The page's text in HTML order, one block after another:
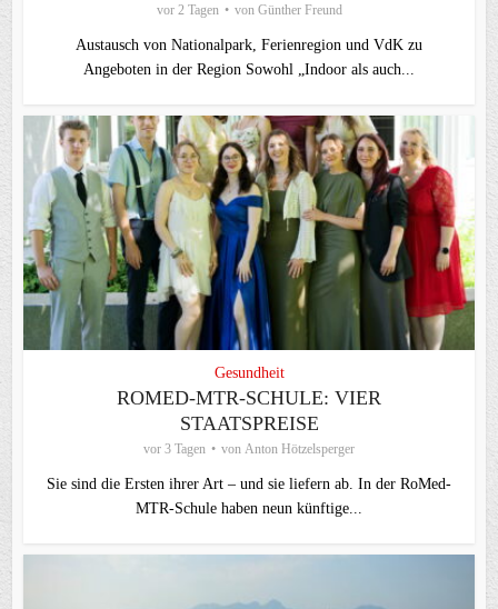
vor 2 Tagen von Günther Freund
Austausch von Nationalpark, Ferienregion und VdK zu
Angeboten in der Region Sowohl „Indoor als auch...
Gesundheit
ROMED-MTR-SCHULE: VIER
STAATSPREISE
vor 3 Tagen von Anton Hötzelsperger
Sie sind die Ersten ihrer Art – und sie liefern ab. In der RoMed-
MTR-Schule haben neun künftige...